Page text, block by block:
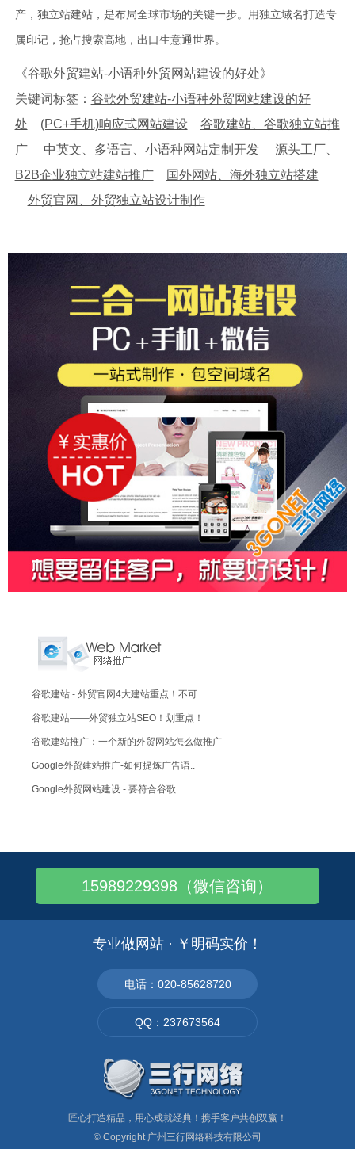
产，独立站建站，是布局全球市场的关键一步。用独立域名打造专
属印记，抢占搜索高地，出口生意通世界。
《谷歌外贸建站-小语种外贸网站建设的好处》
关键词标签： 谷歌外贸建站-小语种外贸网站建设的好
处
(PC+手机)响应式网站建设
谷歌建站、谷歌独立站推
广
中英文、多语言、小语种网站定制开发
源头工厂、
B2B企业独立站建站推广
国外网站、海外独立站搭建
外贸官网、外贸独立站设计制作
谷歌建站 - 外贸官网4大建站重点！不可..
谷歌建站——外贸独立站SEO！划重点！
谷歌建站推广：一个新的外贸网站怎么做推广
Google外贸建站推广-如何提炼广告语..
Google外贸网站建设 - 要符合谷歌..
黄埔区做网站,专业外贸网站建设推广
黄埔区做网站,外贸推广的方式主要有哪些？
黄埔区做网站,外贸营销型网站5大用户体验..
15989229398（微信咨询）
专业做网站 · ￥明码实价！
电话：020-85628720
QQ：237673564
匠心打造精品，用心成就经典！携手客户共创双赢！
© Copyright 广州三行网络科技有限公司